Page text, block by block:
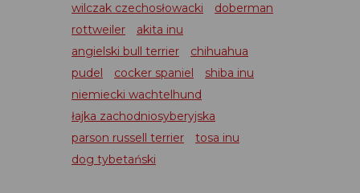
wilczak czechosłowacki
doberman
rottweiler
akita inu
angielski bull terrier
chihuahua
pudel
cocker spaniel
shiba inu
niemiecki wachtelhund
łajka zachodniosyberyjska
parson russell terrier
tosa inu
dog tybetański